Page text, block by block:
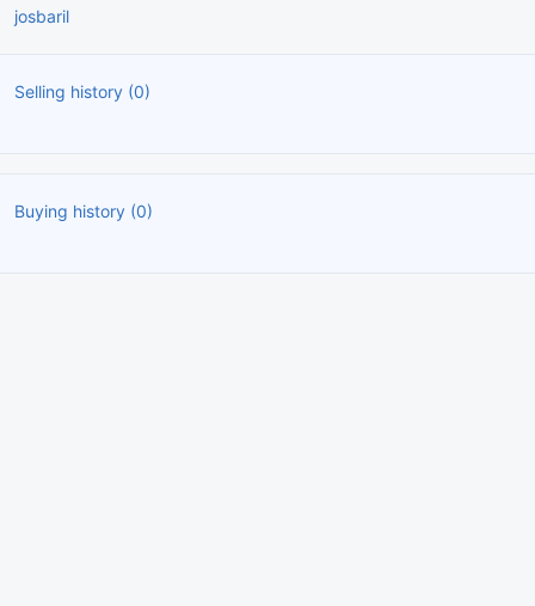
josbaril
Selling history (0)
Buying history (0)